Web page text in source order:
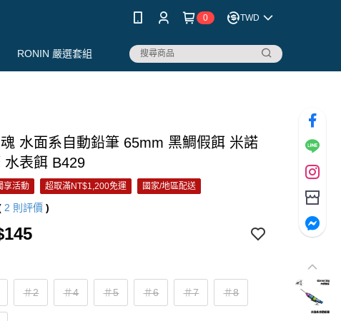
0 TWD
RONIN 嚴選套組
水面系自動鉛筆 65mm 黑鯛假餌 米諾
水表餌 B429
享活動 超取滿NT$1,200免運 國家/地區配送
2 則評價 )
＃2 ＃4 ＃5 ＃6 ＃7 ＃8